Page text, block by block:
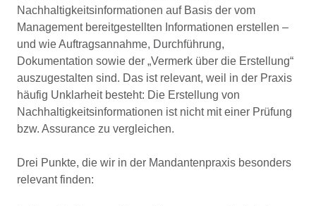
Nachhaltigkeitsinformationen auf Basis der vom
Management bereitgestellten Informationen erstellen –
und wie Auftragsannahme, Durchführung,
Dokumentation sowie der „Vermerk über die Erstellung“
auszugestalten sind. Das ist relevant, weil in der Praxis
häufig Unklarheit besteht: Die Erstellung von
Nachhaltigkeitsinformationen ist nicht mit einer Prüfung
bzw. Assurance zu vergleichen.
Drei Punkte, die wir in der Mandantenpraxis besonders
relevant finden: